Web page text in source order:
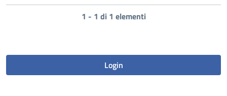
1 - 1 di 1 elementi
Login